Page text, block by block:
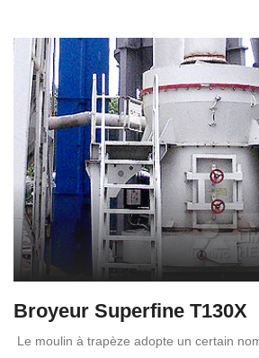
Broyeur Superfine T130X
Le moulin à trapèze adopte un certain